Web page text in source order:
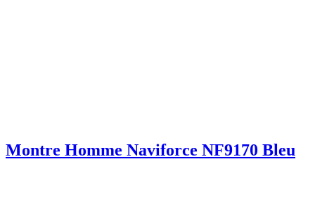
Montre Homme Naviforce NF9170 Bleu